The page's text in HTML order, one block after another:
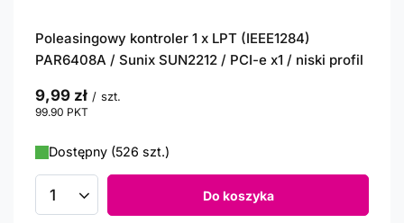
Poleasingowy kontroler 1 x LPT (IEEE1284)
PAR6408A / Sunix SUN2212 / PCI-e x1 / niski profil
9,99 zł / szt.
99.90 PKT
Dostępny (526 szt.)
Ilość produktów Do koszyka